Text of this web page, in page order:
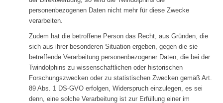
personenbezogenen Daten nicht mehr für diese Zwecke
verarbeiten.
Zudem hat die betroffene Person das Recht, aus Gründen, die
sich aus ihrer besonderen Situation ergeben, gegen die sie
betreffende Verarbeitung personenbezogener Daten, die bei der
Twindolphins zu wissenschaftlichen oder historischen
Forschungszwecken oder zu statistischen Zwecken gemäß Art.
89 Abs. 1 DS-GVO erfolgen, Widerspruch einzulegen, es sei
denn, eine solche Verarbeitung ist zur Erfüllung einer im